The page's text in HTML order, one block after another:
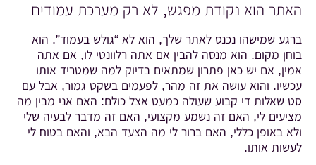
האתר הוא נקודת מפגש, לא רק מערכת עמודים
ברגע שמישהו נכנס לאתר שלך, הוא לא “גולש בעמוד”. הוא
בוחן מקום. הוא מנסה להבין אם אתה רלוונטי לו, אם אתה
אמין, אם יש כאן פתרון שמתאים בדיוק למה שמטריד אותו
עכשיו. והוא עושה את זה מהר, לפעמים בשקט גמור, אבל עם
סט שאלות די קבוע שעולה כמעט אצל כולם: האם אני מבין מה
מציעים לי, האם זה נשמע מקצועי, האם זה מדבר לבעיה שלי
ולא באופן כללי, האם ברור לי מה הצעד הבא, והאם בטוח לי
לעשות אותו.